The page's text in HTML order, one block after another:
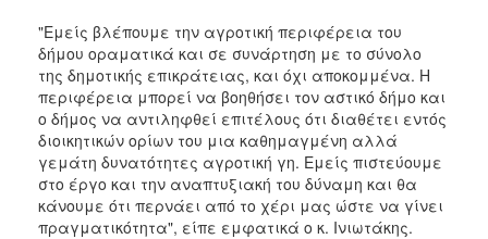
"Εμείς βλέπουμε την αγροτική περιφέρεια του
δήμου οραματικά και σε συνάρτηση με το σύνολο
της δημοτικής επικράτειας, και όχι αποκομμένα. Η
περιφέρεια μπορεί να βοηθήσει τον αστικό δήμο και
ο δήμος να αντιληφθεί επιτέλους ότι διαθέτει εντός
διοικητικών ορίων του μια καθημαγμένη αλλά
γεμάτη δυνατότητες αγροτική γη. Εμείς πιστεύουμε
στο έργο και την αναπτυξιακή του δύναμη και θα
κάνουμε ότι περνάει από το χέρι μας ώστε να γίνει
πραγματικότητα", είπε εμφατικά ο κ. Ινιωτάκης.